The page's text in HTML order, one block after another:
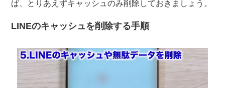
ば、とりあえずキャッシュのみ削除しておきましょう。
LINEのキャッシュを削除する手順